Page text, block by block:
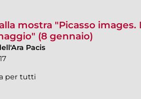
mostra "Picasso images.
(8 gennaio)
Pacis
per tutti